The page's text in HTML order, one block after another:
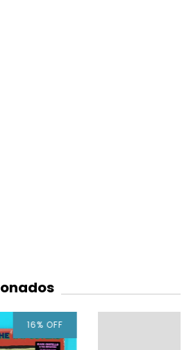
16% OFF